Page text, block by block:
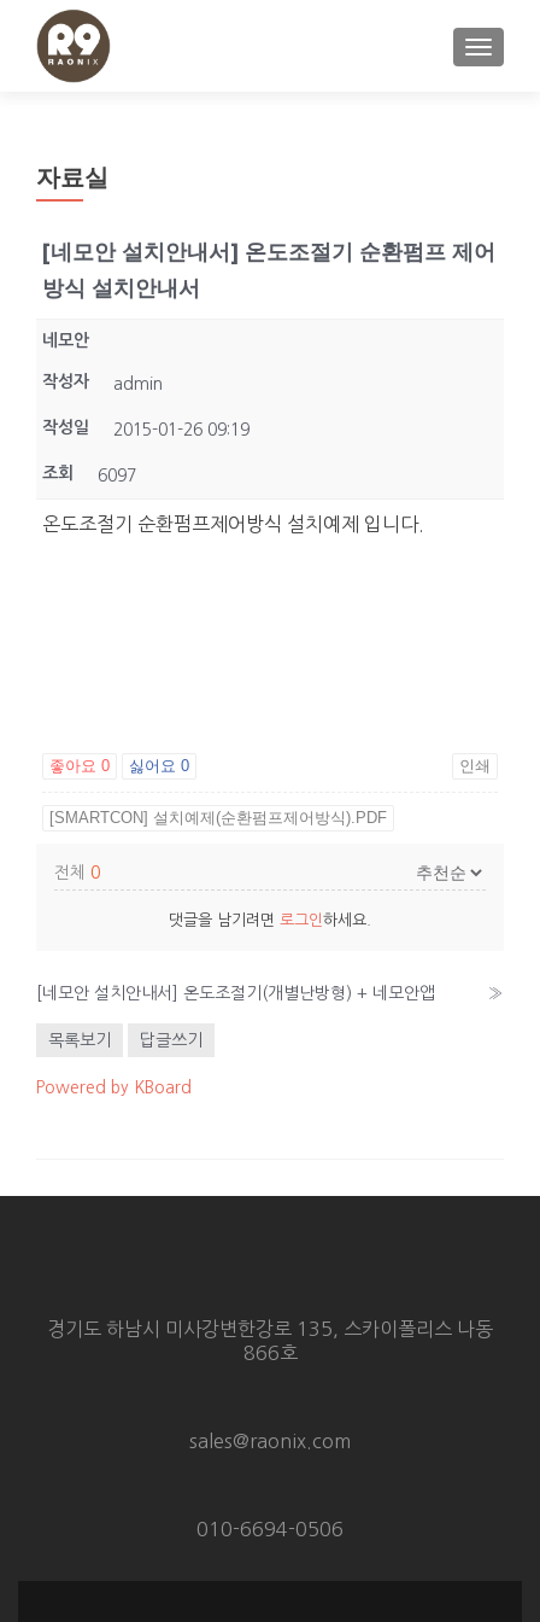
내비게
자료실
[네모안 설치안내서] 온도조절기 순환펌프 제어
방식 설치안내서
네모안
작성자 admin
작성일 2015-01-26 09:19
조회 6097
온도조절기 순환펌프제어방식 설치예제 입니다.
좋아요 0 싫어요 0 인쇄
[SMARTCON] 설치예제(순환펌프제어방식).PDF
전체 0
댓글을 남기려면 로그인하세요.
[네모안 설치안내서] 온도조절기(개별난방형) + 네모안앱 »
목록보기 답글쓰기
Powered by KBoard
경기도 하남시 미사강변한강로 135, 스카이폴리스 나동
866호
sales@raonix.com
010-6694-0506